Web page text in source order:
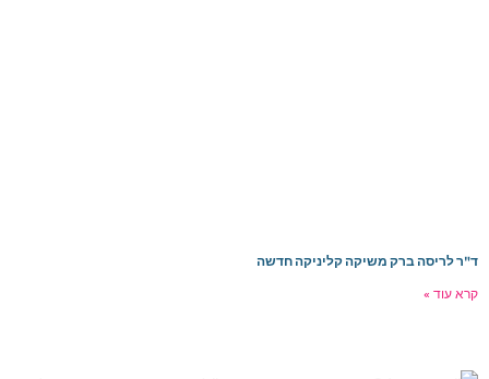
ד"ר לריסה ברק משיקה קליניקה חדשה
קרא עוד »